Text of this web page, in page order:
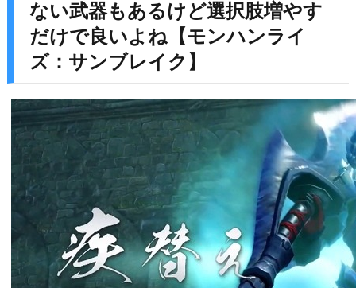
ない武器もあるけど選択肢増やす
だけで良いよね【モンハンライ
ズ：サンブレイク】